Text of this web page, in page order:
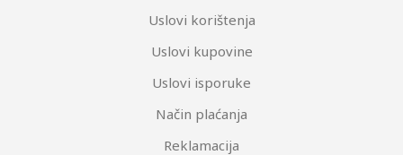
Uslovi korištenja
Uslovi kupovine
Uslovi isporuke
Način plaćanja
Reklamacija